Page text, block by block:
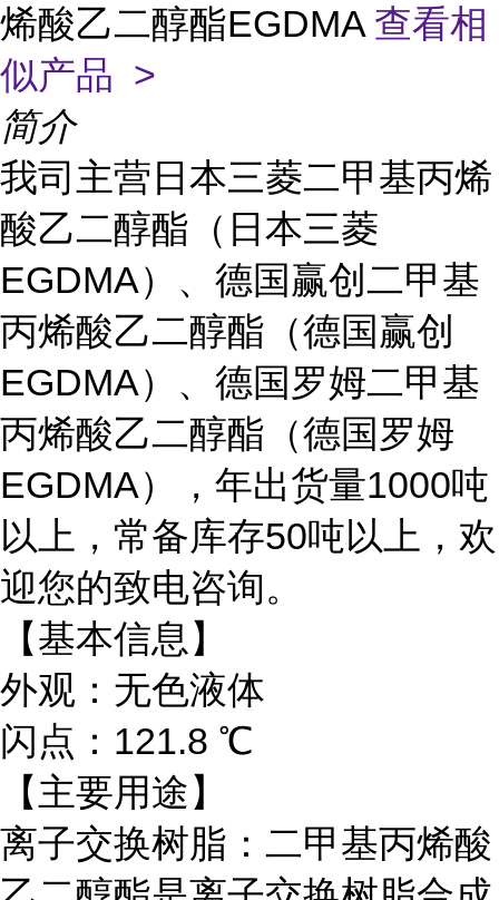
烯酸乙二醇酯EGDMA 查看相
似产品 >
简介
我司主营日本三菱二甲基丙烯
酸乙二醇酯（日本三菱
EGDMA）、德国赢创二甲基
丙烯酸乙二醇酯（德国赢创
EGDMA）、德国罗姆二甲基
丙烯酸乙二醇酯（德国罗姆
EGDMA），年出货量1000吨
以上，常备库存50吨以上，欢
迎您的致电咨询。
【基本信息】
外观：无色液体
闪点：121.8 ℃
【主要用途】
离子交换树脂：二甲基丙烯酸